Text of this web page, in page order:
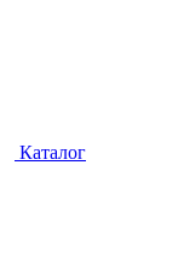
Каталог